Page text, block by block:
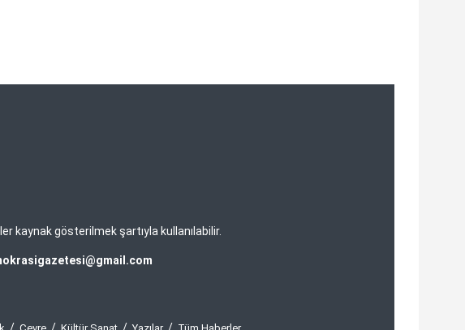
kaynak gösterilmek şartıyla kullanılabilir.